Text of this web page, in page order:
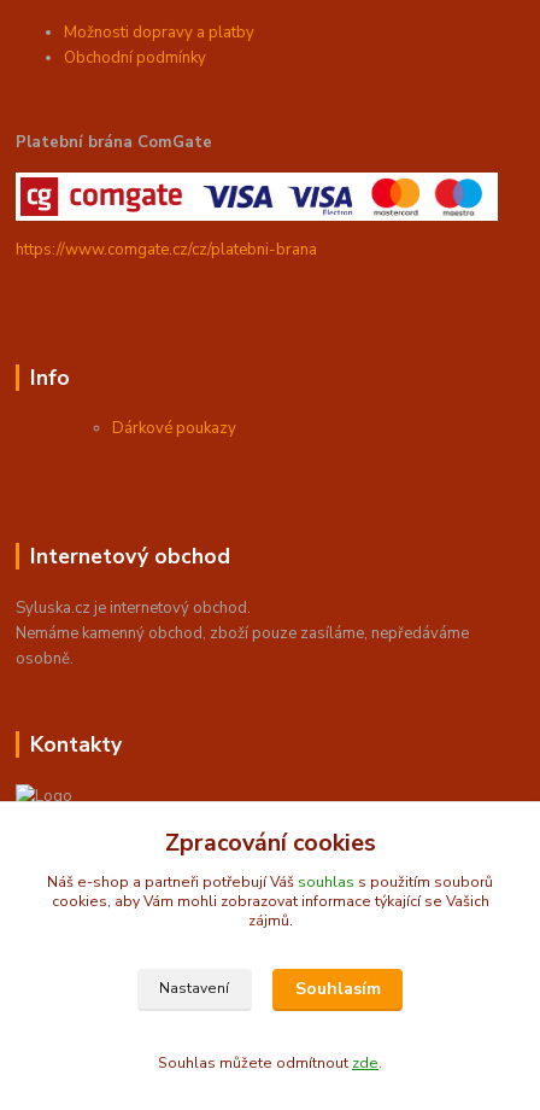
Možnosti dopravy a platby
Obchodní podmínky
Platební brána ComGate
https://www.comgate.cz/cz/platebni-brana
Info
Dárkové poukazy
Internetový obchod
Syluska.cz je internetový obchod.
Nemáme kamenný obchod, zboží pouze zasíláme, nepředáváme
osobně.
Kontakty
Obchůdek U Sylušky - orientální a taneční móda
© 2009-2025 Syluska.cz
Zpracování cookies
Náš e-shop a partneři potřebují Váš souhlas s použitím souborů
cookies, aby Vám mohli zobrazovat informace týkající se Vašich
zájmů.
Nastavení Souhlasím
Souhlas můžete odmítnout zde.